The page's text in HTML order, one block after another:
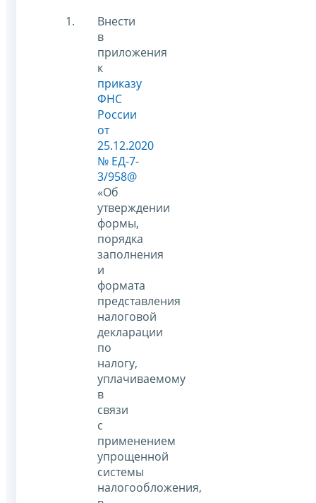
Внести
в
приложения
к
приказу
ФНС
России
от
25.12.2020
№ ЕД-7-
3/958@
«Об
утверждении
формы,
порядка
заполнения
и
формата
представления
налоговой
декларации
по
налогу,
уплачиваемому
в
связи
с
применением
упрощенной
системы
налогообложения,